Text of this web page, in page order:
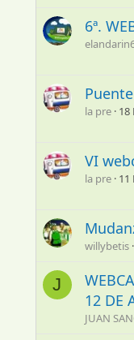
6ª.
la pre 18
VI
la pre 11
willybetis
J
12 DE
JUAN